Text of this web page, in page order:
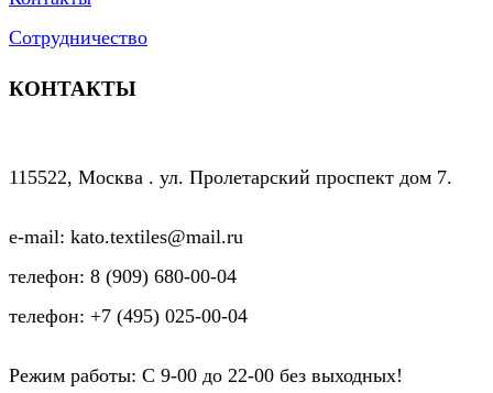
Сотрудничество
КОНТАКТЫ
115522, Москва . ул. Пролетарский проспект дом 7.
e-mail: kato.textiles@mail.ru
телефон: 8 (909) 680-00-04
телефон: +7 (495) 025-00-04
Режим работы: C 9-00 до 22-00 без выходных!